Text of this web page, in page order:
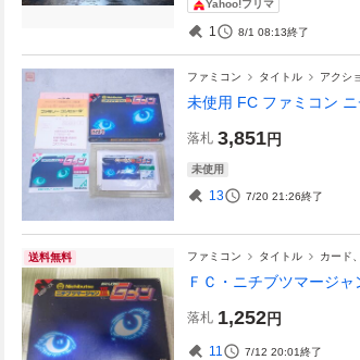
Yahoo!フリマ
1 8/1 08:13終了
ファミコン タイトル アクシ
未使用 FC ファミコン
落札 3,851円
未使用
13 7/20 21:26終了
送料無料 ファミコン タイトル カード
ＦＣ・ニチブツマージ
落札 1,252円
11 7/12 20:01終了